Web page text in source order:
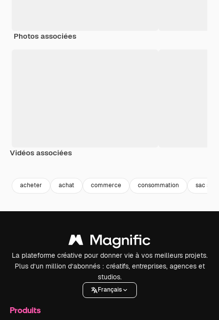
Photos associées
Vidéos associées
acheter achat commerce consommation sac
La plateforme créative pour donner vie à vos meilleurs projets.
Plus d’un million d’abonnés : créatifs, entreprises, agences et
studios.
Français
Produits